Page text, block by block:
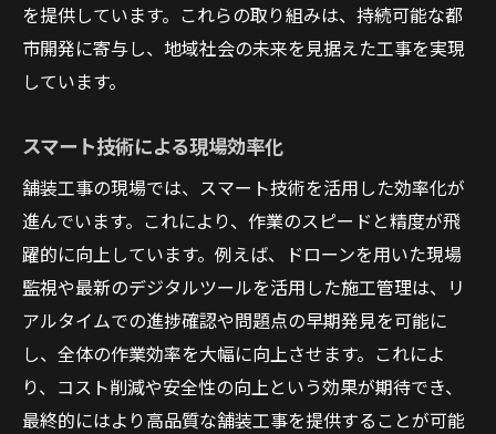
を提供しています。これらの取り組みは、持続可能な都
市開発に寄与し、地域社会の未来を見据えた工事を実現
しています。
スマート技術による現場効率化
舗装工事の現場では、スマート技術を活用した効率化が
進んでいます。これにより、作業のスピードと精度が飛
躍的に向上しています。例えば、ドローンを用いた現場
監視や最新のデジタルツールを活用した施工管理は、リ
アルタイムでの進捗確認や問題点の早期発見を可能に
し、全体の作業効率を大幅に向上させます。これによ
り、コスト削減や安全性の向上という効果が期待でき、
最終的にはより高品質な舗装工事を提供することが可能